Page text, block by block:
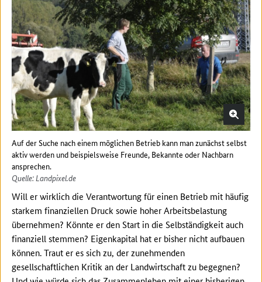
Auf der Suche nach einem möglichen Betrieb kann man zunächst selbst
aktiv werden und beispielsweise Freunde, Bekannte oder Nachbarn
ansprechen.
Quelle: Landpixel.de
Will er wirklich die Verantwortung für einen Betrieb mit häufig
starkem finanziellen Druck sowie hoher Arbeitsbelastung
übernehmen? Könnte er den Start in die Selbständigkeit auch
finanziell stemmen? Eigenkapital hat er bisher nicht aufbauen
können. Traut er es sich zu, der zunehmenden
gesellschaftlichen Kritik an der Landwirtschaft zu begegnen?